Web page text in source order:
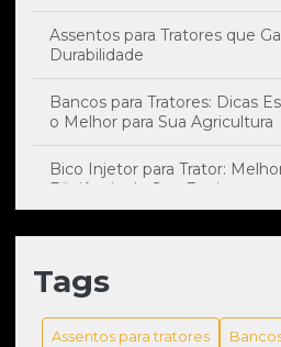
Assentos para Tratores que
Durabilidade
Bancos para Tratores: Dicas
o Melhor para Sua Agricultura
Bico Injetor para Trator:
Eficiência do Seu Equipamento
Bico Injetor: Impacto
Bomba hidráulica
melhor para sua máquina
Tags
Assentos para tratores